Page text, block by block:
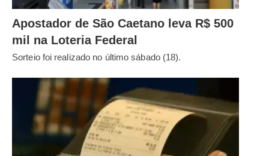
Apostador de São Caetano leva R$ 500
mil na Loteria Federal
Sorteio foi realizado no último sábado (18).